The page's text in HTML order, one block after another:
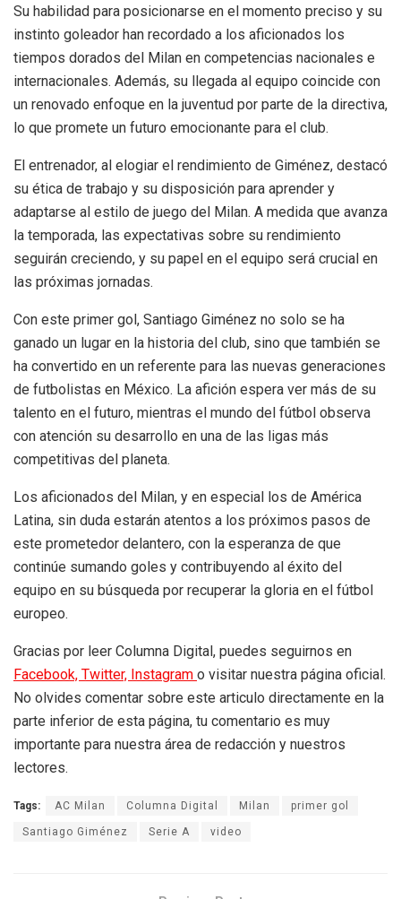
Su habilidad para posicionarse en el momento preciso y su
instinto goleador han recordado a los aficionados los
tiempos dorados del Milan en competencias nacionales e
internacionales. Además, su llegada al equipo coincide con
un renovado enfoque en la juventud por parte de la directiva,
lo que promete un futuro emocionante para el club.
El entrenador, al elogiar el rendimiento de Giménez, destacó
su ética de trabajo y su disposición para aprender y
adaptarse al estilo de juego del Milan. A medida que avanza
la temporada, las expectativas sobre su rendimiento
seguirán creciendo, y su papel en el equipo será crucial en
las próximas jornadas.
Con este primer gol, Santiago Giménez no solo se ha
ganado un lugar en la historia del club, sino que también se
ha convertido en un referente para las nuevas generaciones
de futbolistas en México. La afición espera ver más de su
talento en el futuro, mientras el mundo del fútbol observa
con atención su desarrollo en una de las ligas más
competitivas del planeta.
Los aficionados del Milan, y en especial los de América
Latina, sin duda estarán atentos a los próximos pasos de
este prometedor delantero, con la esperanza de que
continúe sumando goles y contribuyendo al éxito del
equipo en su búsqueda por recuperar la gloria en el fútbol
europeo.
Gracias por leer Columna Digital, puedes seguirnos en
Facebook, Twitter, Instagram o visitar nuestra página oficial.
No olvides comentar sobre este articulo directamente en la
parte inferior de esta página, tu comentario es muy
importante para nuestra área de redacción y nuestros
lectores.
Tags: AC Milan Columna Digital Milan primer gol
Santiago Giménez Serie A video